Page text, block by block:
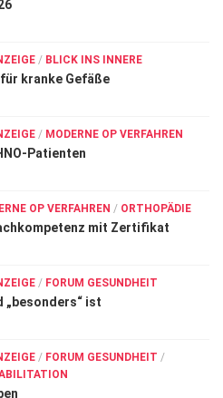
/ BLICK INS INNERE
für kranke Gefäße
/ MODERNE OP VERFAHREN
Patienten
OP VERFAHREN / ORTHOPÄDIE
mit Zertifikat
/ FORUM GESUNDHEIT
„besonders“ ist
/ FORUM GESUNDHEIT /